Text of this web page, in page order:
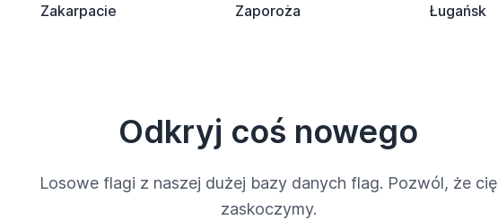
Zakarpacie Zaporoża Ługańsk
Odkryj coś nowego
Losowe flagi z naszej dużej bazy danych flag. Pozwól, że cię
zaskoczymy.